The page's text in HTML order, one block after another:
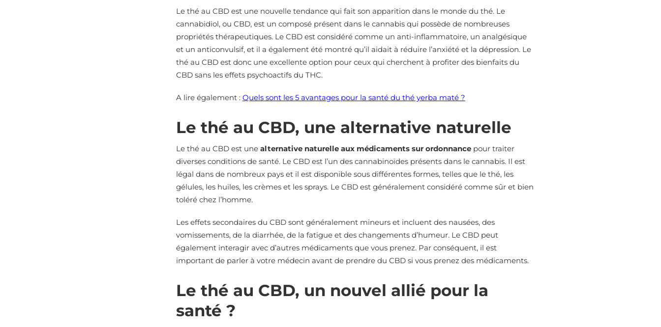
Le thé au CBD est une nouvelle tendance qui fait son apparition dans le monde du thé. Le
cannabidiol, ou CBD, est un composé présent dans le cannabis qui possède de nombreuses
propriétés thérapeutiques. Le CBD est considéré comme un anti-inflammatoire, un analgésique
et un anticonvulsif, et il a également été montré qu’il aidait à réduire l’anxiété et la dépression. Le
thé au CBD est donc une excellente option pour ceux qui cherchent à profiter des bienfaits du
CBD sans les effets psychoactifs du THC.
A lire également : Quels sont les 5 avantages pour la santé du thé yerba maté ?
Le thé au CBD, une alternative naturelle
Le thé au CBD est une alternative naturelle aux médicaments sur ordonnance pour traiter
diverses conditions de santé. Le CBD est l’un des cannabinoïdes présents dans le cannabis. Il est
légal dans de nombreux pays et il est disponible sous différentes formes, telles que le thé, les
gélules, les huiles, les crèmes et les sprays. Le CBD est généralement considéré comme sûr et bien
toléré chez l’homme.
Les effets secondaires du CBD sont généralement mineurs et incluent des nausées, des
vomissements, de la diarrhée, de la fatigue et des changements d’humeur. Le CBD peut
également interagir avec d’autres médicaments que vous prenez. Par conséquent, il est
important de parler à votre médecin avant de prendre du CBD si vous prenez des médicaments.
Le thé au CBD, un nouvel allié pour la
santé ?